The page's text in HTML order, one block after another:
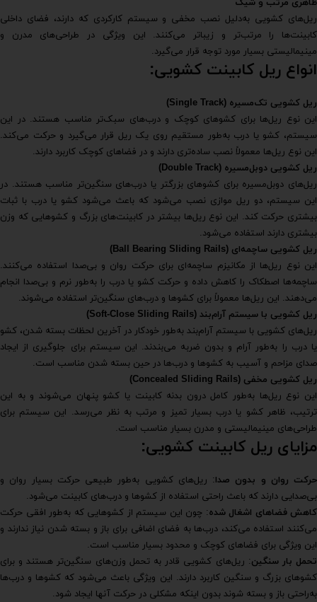
ظاهری مرتب و شیک
ریل‌های کشویی به‌دلیل نصب مخفی و سیستم کارکردی که دارند، فضای داخلی
کابینت‌ها را مرتب‌تر و زیباتر می‌کنند. این ویژگی در طراحی‌های مدرن و
مینیمالیستی بسیار مورد توجه قرار می‌گیرد.
انواع ریل کابینت کشویی:
ریل کشویی تک‌مسیره (Single Track)
این نوع ریل‌ها برای کشوهای کوچک و درب‌های سبک‌تر مناسب هستند. در این
سیستم، کشو یا درب به‌طور مستقیم روی یک ریل قرار می‌گیرد و حرکت می‌کند.
این نوع ریل‌ها معمولاً نصب ساده‌تری دارند و در فضاهای کوچک کاربرد دارند.
ریل کشویی دوبل‌مسیره (Double Track)
ریل‌های دوبل‌مسیره برای کشوهای بزرگتر یا درب‌های سنگین‌تر مناسب هستند. در
این سیستم، دو ریل موازی نصب می‌شود که باعث می‌شود کشو یا درب با ثبات
بیشتری حرکت کند. این نوع ریل‌ها بیشتر در کابینت‌های بزرگ و کشوهایی که وزن
بیشتری دارند استفاده می‌شود.
ریل کشویی ساچمه‌ای (Ball Bearing Sliding Rails)
این نوع ریل‌ها از مکانیزم ساچمه‌ای برای حرکت روان و بی‌صدا استفاده می‌کنند.
ساچمه‌ها اصطکاک را کاهش داده و حرکت کشو یا درب را به‌طور نرم و بی‌صدا انجام
می‌دهند. این ریل‌ها معمولاً برای کشوها و درب‌های سنگین‌تر استفاده می‌شوند.
ریل کشویی با سیستم آرام‌بند (Soft-Close Sliding Rails)
ریل‌های کشویی با سیستم آرام‌بند به‌طور خودکار در آخرین لحظات بسته شدن، کشو
یا درب را به‌طور آرام و بدون ضربه می‌بندند. این سیستم برای جلوگیری از ایجاد
صدای مزاحم و آسیب به کشوها و درب‌ها در حین بسته شدن مناسب است.
ریل کشویی مخفی (Concealed Sliding Rails)
این نوع ریل‌ها به‌طور کامل درون بدنه کابینت یا کشو پنهان می‌شوند و به این
ترتیب، ظاهر کشو یا درب بسیار تمیز و مرتب به نظر می‌رسد. این سیستم برای
طراحی‌های مینیمالیستی و مدرن بسیار مناسب است.
مزایای ریل کابینت کشویی:
حرکت روان و بدون صدا: ریل‌های کشویی به‌طور طبیعی حرکت بسیار روان و
بی‌صدایی دارند که باعث راحتی استفاده از کشوها و درب‌های کابینت می‌شود.
کاهش فضاهای اشغال شده: چون این سیستم از کشوهایی که به‌طور افقی حرکت
می‌کنند استفاده می‌کند، درب‌ها به فضای اضافی برای باز و بسته شدن نیاز ندارند و
این ویژگی برای فضاهای کوچک و محدود بسیار مناسب است.
تحمل بار سنگین: ریل‌های کشویی قادر به تحمل وزن‌های سنگین‌تر هستند و برای
کشوهای بزرگ و سنگین کاربرد دارند. این ویژگی باعث می‌شود که کشوها و درب‌ها
به‌راحتی باز و بسته شوند بدون اینکه مشکلی در حرکت آنها ایجاد شود.